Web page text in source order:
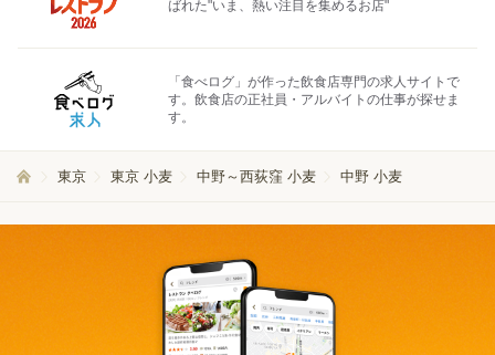
ばれた"いま、熱い注目を集めるお店"
「食べログ」が作った飲食店専門の求人サイトで
す。飲食店の正社員・アルバイトの仕事が探せま
す。
東京 東京 小麦 中野～西荻窪 小麦 中野 小麦